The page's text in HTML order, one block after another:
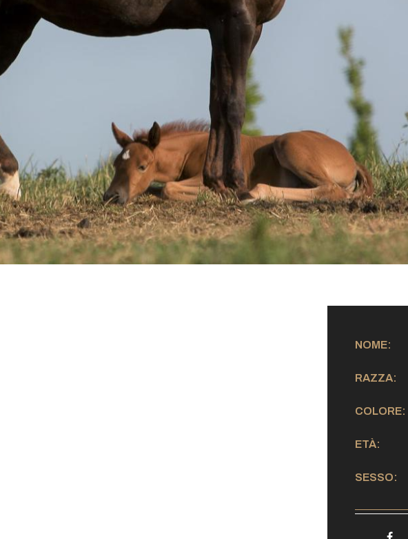
NOME:
RAZZA:
COLORE:
ETÀ:
SESSO: